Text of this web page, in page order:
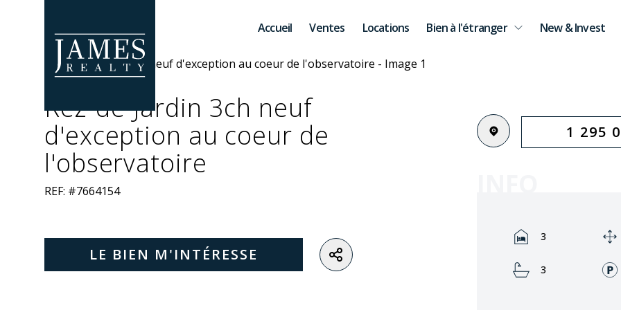
Accueil
Ventes Locations Bien à l'étranger New & Invest
Rez-de-Jardin 3ch neuf
d'exception au coeur de
l'observatoire
REF: #7664154
LE BIEN M'INTÉRESSE
1 295
Rooms:
3
Bathrooms:
3